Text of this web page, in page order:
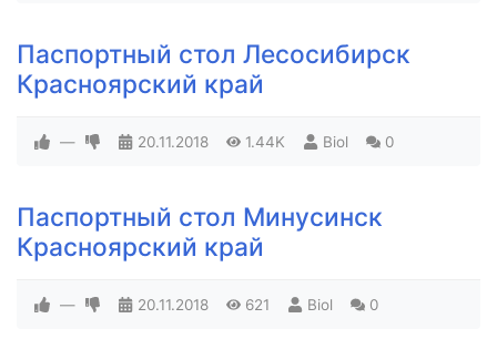
Паспортный стол Лесосибирск
Красноярский край
— 20.11.2018 1.44K Biol 0
Паспортный стол Минусинск
Красноярский край
— 20.11.2018 621 Biol 0